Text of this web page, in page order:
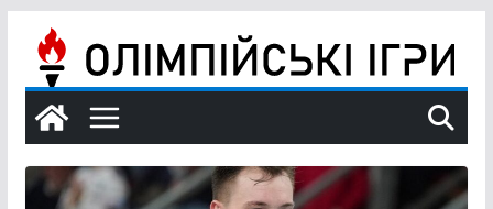
вмісту